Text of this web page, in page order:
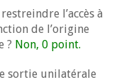
l’accès à
de l’origine
? Non, 0 point.
sortie unilatérale